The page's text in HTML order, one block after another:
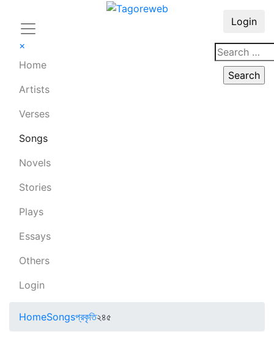
×
Home
Artists
Verses
Songs
Novels
Stories
Plays
Essays
Others
Login
Login
HomeSongsপ্রকৃতি২৪৫